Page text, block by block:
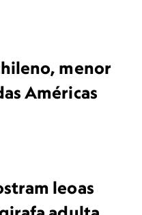
menor
Américas
leoas